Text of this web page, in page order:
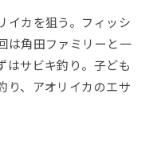
イカを狙う。フィッシ
は角田ファミリーと一
はサビキ釣り。子ども
り、アオリイカのエサ